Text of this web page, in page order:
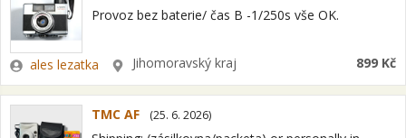
Provoz bez baterie/ čas B -1/250s vše OK.
Zadavatel
ales lezatka LokalitaJihomoravský kraj 899 Kč
TMC AF (25. 6. 2026)